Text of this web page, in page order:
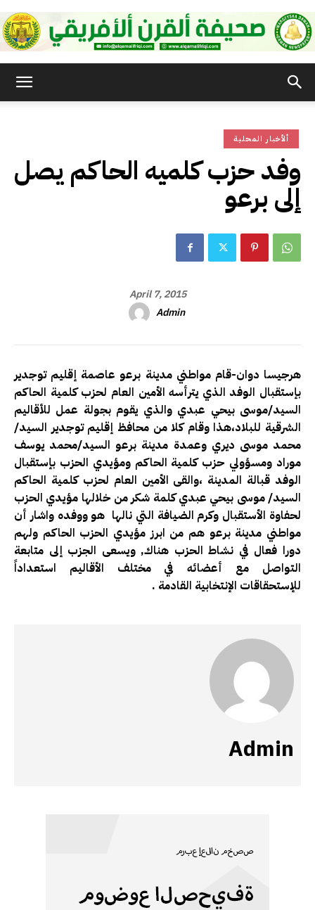
ألأخبار المحلية
وفد حزب كلميه الحاكم يصل
إلى برعو
April 7, 2015
Admin
هرجيسا دوان-قام مواطني مدينة برعو عاصمة إقليم توجدير
بإستقبال الوفد الذي يترأسه الأمين العام لحزب كلمية الحاكم
السيد/موسى بيحي عبدي والذي يقوم بجولة عمل للأقاليم
الشرقية للبلاد،هذا وقام كلا من محافظ إقليم توجدير السيد/
محمد موسى ديري وعمدة مدينة برعو السيد/محمد يوسف
موراد ومسؤولي حزب كلمية الحاكم ومؤيدي الحزب بإستقبال
الوفد قبالة المدينة ،والقى الأمين العام لحزب كلمية الحاكم
السيد/ موسى بيحي عبدي كلمة شكر من خلالها مؤيدي الحزب
لحفاوة الأستقبال وكرم الضيافة التي نالها هو ووفده واشار أن
مواطني مدينة برعو هم من ابرز مؤيدي الحزب الحاكم ولهم
دورا فعال في نشاط الحزب هناك, ويسعى الجزب إلى متابعة
التواصل مع أعضائه في مختلف الأقاليم استعداداً
للإستحقاقات الإنتخابية القادمة .
Admin